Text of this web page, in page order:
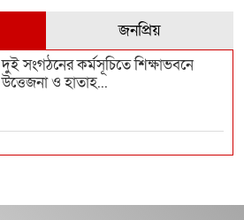
জনপ্রিয়
দুই সংগঠনের কর্মসূচিতে শিক্ষাভবনে
উত্তেজনা ও হাতাহ...